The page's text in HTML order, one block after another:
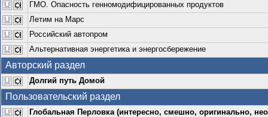
ГМО. Опасность генномодифицированных продуктов
Летим на Марс
Российский автопром
Альтернативная энергетика и энергосбережение
Авторский раздел
Долгий путь Домой
Пользовательский раздел
Глобальная Перловка (интересно, смешно, оригинально,